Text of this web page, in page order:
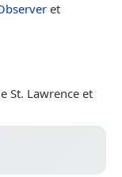
et
St. Lawrence et